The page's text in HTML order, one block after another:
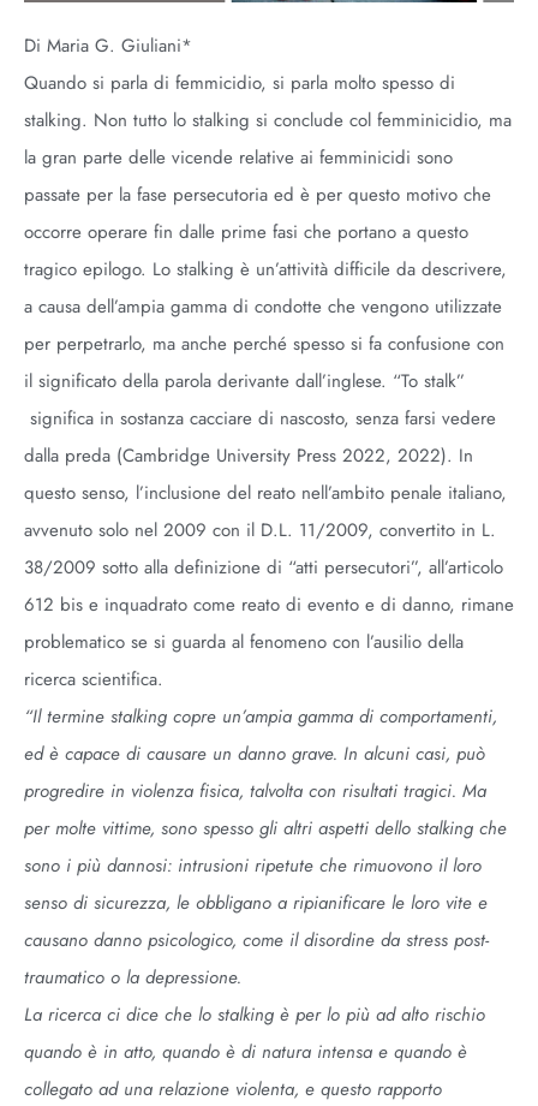
Di Maria G. Giuliani*
Quando si parla di femmicidio, si parla molto spesso di
stalking. Non tutto lo stalking si conclude col femminicidio, ma
la gran parte delle vicende relative ai femminicidi sono
passate per la fase persecutoria ed è per questo motivo che
occorre operare fin dalle prime fasi che portano a questo
tragico epilogo. Lo stalking è un’attività difficile da descrivere,
a causa dell’ampia gamma di condotte che vengono utilizzate
per perpetrarlo, ma anche perché spesso si fa confusione con
il significato della parola derivante dall’inglese. “To stalk”
significa in sostanza cacciare di nascosto, senza farsi vedere
dalla preda (Cambridge University Press 2022, 2022). In
questo senso, l’inclusione del reato nell’ambito penale italiano,
avvenuto solo nel 2009 con il D.L. 11/2009, convertito in L.
38/2009 sotto alla definizione di “atti persecutori”, all’articolo
612 bis e inquadrato come reato di evento e di danno, rimane
problematico se si guarda al fenomeno con l’ausilio della
ricerca scientifica.
“Il termine stalking copre un’ampia gamma di comportamenti,
ed è capace di causare un danno grave. In alcuni casi, può
progredire in violenza fisica, talvolta con risultati tragici. Ma
per molte vittime, sono spesso gli altri aspetti dello stalking che
sono i più dannosi: intrusioni ripetute che rimuovono il loro
senso di sicurezza, le obbligano a ripianificare le loro vite e
causano danno psicologico, come il disordine da stress post-
traumatico o la depressione.
La ricerca ci dice che lo stalking è per lo più ad alto rischio
quando è in atto, quando è di natura intensa e quando è
collegato ad una relazione violenta, e questo rapporto